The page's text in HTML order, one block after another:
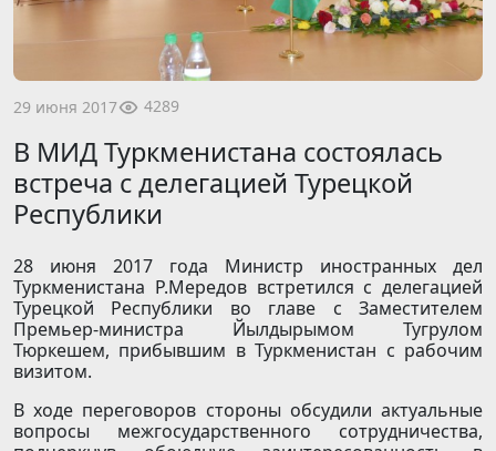
29 июня 2017 4289
В МИД Туркменистана состоялась
встреча с делегацией Турецкой
Республики
28 июня 2017 года Министр иностранных дел
Туркменистана Р.Мередов встретился с делегацией
Турецкой Республики во главе с Заместителем
Премьер-министра Йылдырымом Тугрулом
Тюркешем, прибывшим в Туркменистан с рабочим
визитом.
В ходе переговоров стороны обсудили актуальные
вопросы межгосударственного сотрудничества,